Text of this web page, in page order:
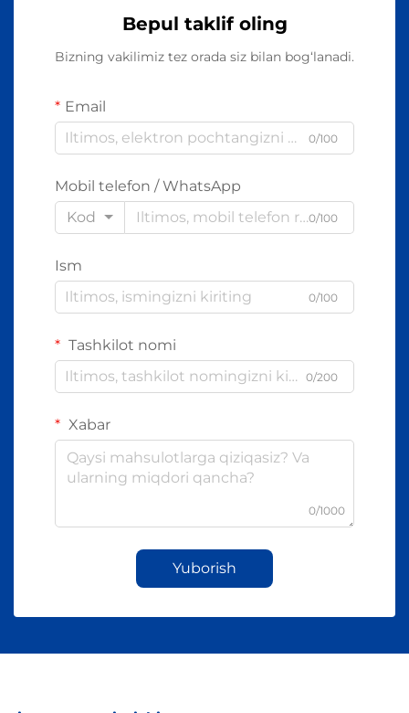
Bepul taklif oling
Bizning vakilimiz tez orada siz bilan bog‘lanadi.
Email
0/100
Mobil telefon / WhatsApp
Kod
0/100
Ism
0/100
Tashkilot nomi
0/200
Xabar
0/1000
Yuborish